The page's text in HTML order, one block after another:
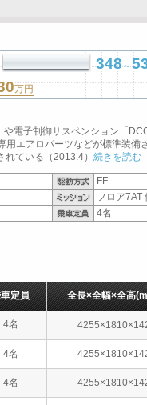
348～
万円
電子制御サスペンション「
用エアロパーツなどが標準装備
ている（2013.4） 続きを読む
FF
フロア7AT
4名
定員 全長×全幅×全高
4名
4名
4名